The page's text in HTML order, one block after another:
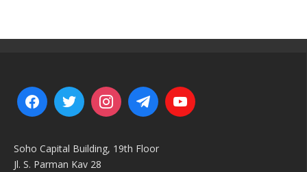
Soho Capital Building, 19th Floor
Jl. S. Parman Kav 28